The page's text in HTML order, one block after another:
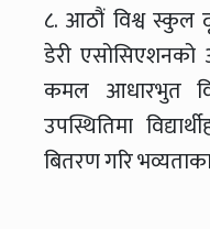
८. आठौं विश्व स्कुल
डेरी
कमल आधारभुत
उपस्थितिमा
बितरण गरि